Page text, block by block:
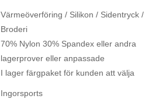
Värmeöverföring / Silikon / Sidentryck /
Broderi
70% Nylon 30% Spandex eller andra
lagerprover eller anpassade
I lager färgpaket för kunden att välja
Ingorsports